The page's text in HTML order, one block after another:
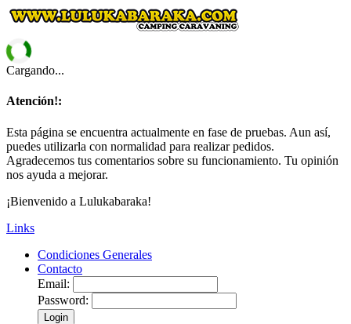
Cargando...
Atención!:
Esta página se encuentra actualmente en fase de pruebas. Aun así,
puedes utilizarla con normalidad para realizar pedidos.
Agradecemos tus comentarios sobre su funcionamiento. Tu opinión
nos ayuda a mejorar.
¡Bienvenido a Lulukabaraka!
Links
Condiciones Generales
Contacto
Email:
Password:
Login